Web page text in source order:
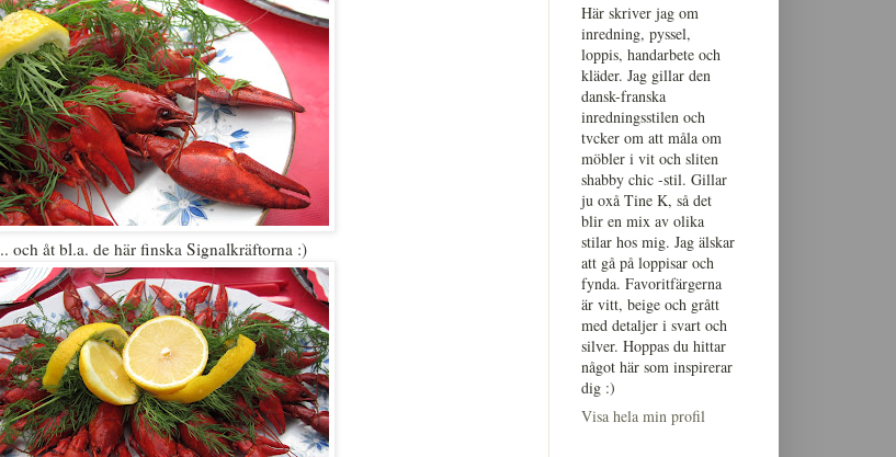
.. och åt bl.a. de här finska Signalkräftorna :)
Här skriver jag om
inredning, pyssel,
loppis, handarbete och
kläder. Jag gillar den
dansk-franska
inredningsstilen och
tvcker om att måla om
möbler i vit och sliten
shabby chic -stil. Gillar
ju oxå Tine K, så det
blir en mix av olika
stilar hos mig. Jag älskar
att gå på loppisar och
fynda. Favoritfärgerna
är vitt, beige och grått
med detaljer i svart och
silver. Hoppas du hittar
något här som inspirerar
dig :)
Visa hela min profil